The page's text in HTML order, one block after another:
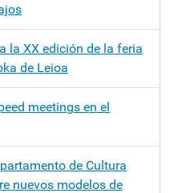
la XX edición de la feria
de Leioa
meetings en el
de Cultura
nuevos modelos de